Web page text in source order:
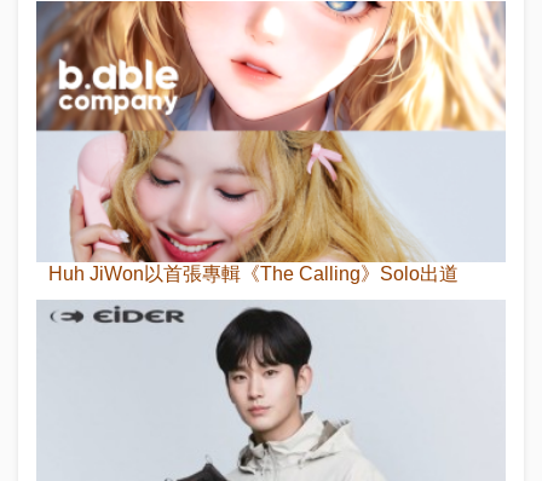
Huh JiWon以首張專輯《The Calling》Solo出道